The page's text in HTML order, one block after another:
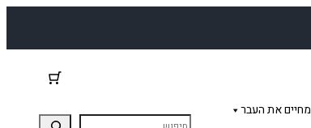
מחיים את העבר